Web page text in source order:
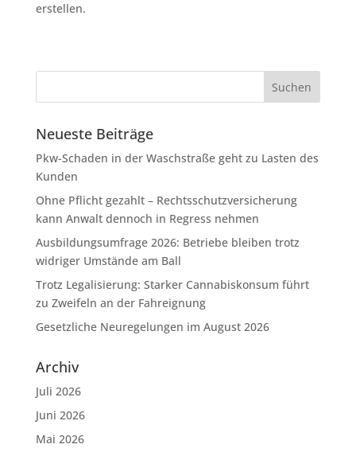
erstellen.
Neueste Beiträge
Pkw-Schaden in der Waschstraße geht zu Lasten des
Kunden
Ohne Pflicht gezahlt – Rechtsschutzversicherung
kann Anwalt dennoch in Regress nehmen
Ausbildungsumfrage 2026: Betriebe bleiben trotz
widriger Umstände am Ball
Trotz Legalisierung: Starker Cannabiskonsum führt
zu Zweifeln an der Fahreignung
Gesetzliche Neuregelungen im August 2026
Archiv
Juli 2026
Juni 2026
Mai 2026